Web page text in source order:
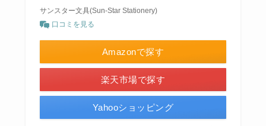
サンスター文具(Sun-Star Stationery)
口コミを見る
Amazonで探す
楽天市場で探す
Yahooショッピング